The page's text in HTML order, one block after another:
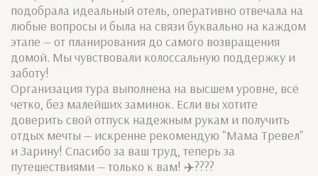
подобрала идеальный отель, оперативно отвечала на
любые вопросы и была на связи буквально на каждом
этапе — от планирования до самого возвращения
домой. Мы чувствовали колоссальную поддержку и
заботу!
Организация тура выполнена на высшем уровне, всё
четко, без малейших заминок. Если вы хотите
доверить свой отпуск надежным рукам и получить
отдых мечты — искренне рекомендую "Мама Тревел"
и Зарину! Спасибо за ваш труд, теперь за
путешествиями — только к вам! ✈️????